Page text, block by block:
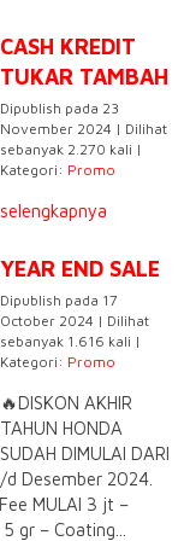
CASH KREDIT
TUKAR TAMBAH
Dipublish pada 23
November 2024 | Dilihat
sebanyak 2.270 kali |
Kategori: Promo
selengkapnya
YEAR END SALE
Dipublish pada 17
October 2024 | Dilihat
sebanyak 1.616 kali |
Kategori: Promo
🔥DISKON AKHIR
TAHUN HONDA
SUDAH DIMULAI DARI
d Desember 2024.
MULAI 3 jt –
gr – Coating...